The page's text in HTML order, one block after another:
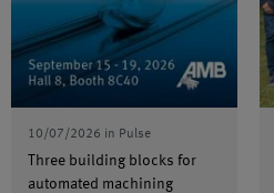
presión
Sistema de
lubricación mínima
Trituradoras de
Sistemas con
tecnología de
aspiración
Sistemas con
Vehículos de guiado
automático
Bomba de husillos
Descripción general
10/07/2026 in Pulse
Three building blocks for
automated machining